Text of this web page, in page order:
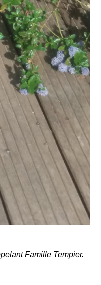
Famille Tempier.